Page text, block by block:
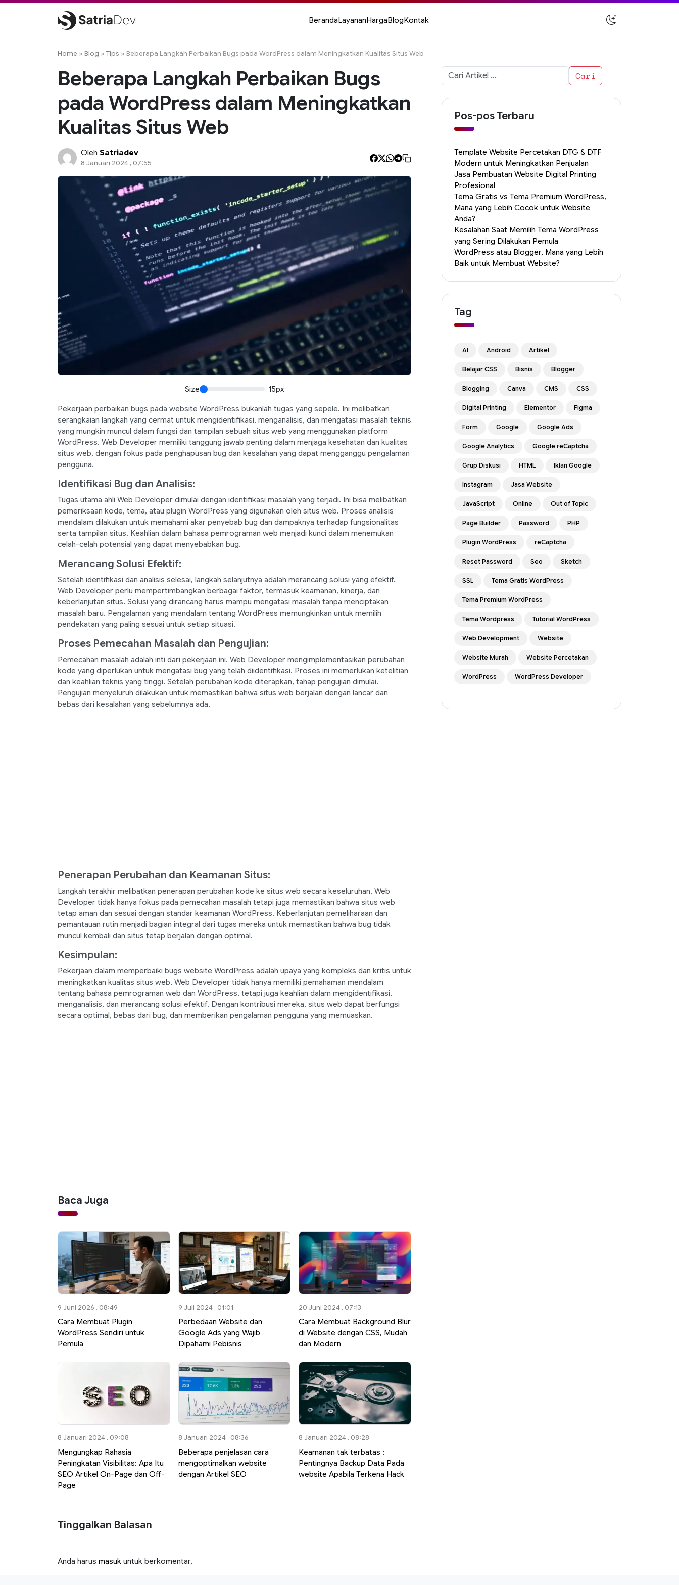
Skip
BerandaLayananHargaBlogKontak
Home » Blog » Tips » Beberapa Langkah Perbaikan Bugs pada WordPress dalam Meningkatkan Kualitas Situs Web
Beberapa Langkah Perbaikan Bugs
pada WordPress dalam Meningkatkan
Kualitas Situs Web
Oleh Satriadev
8 Januari 2024 , 07:55
Size 15px
Pekerjaan perbaikan bugs pada website WordPress bukanlah tugas yang sepele. Ini melibatkan
serangkaian langkah yang cermat untuk mengidentifikasi, menganalisis, dan mengatasi masalah teknis
yang mungkin muncul dalam fungsi dan tampilan sebuah situs web yang menggunakan platform
WordPress. Web Developer memiliki tanggung jawab penting dalam menjaga kesehatan dan kualitas
situs web, dengan fokus pada penghapusan bug dan kesalahan yang dapat mengganggu pengalaman
pengguna.
Identifikasi Bug dan Analisis:
Tugas utama ahli Web Developer dimulai dengan identifikasi masalah yang terjadi. Ini bisa melibatkan
pemeriksaan kode, tema, atau plugin WordPress yang digunakan oleh situs web. Proses analisis
mendalam dilakukan untuk memahami akar penyebab bug dan dampaknya terhadap fungsionalitas
serta tampilan situs. Keahlian dalam bahasa pemrograman web menjadi kunci dalam menemukan
celah-celah potensial yang dapat menyebabkan bug.
Merancang Solusi Efektif:
Setelah identifikasi dan analisis selesai, langkah selanjutnya adalah merancang solusi yang efektif.
Web Developer perlu mempertimbangkan berbagai faktor, termasuk keamanan, kinerja, dan
keberlanjutan situs. Solusi yang dirancang harus mampu mengatasi masalah tanpa menciptakan
masalah baru. Pengalaman yang mendalam tentang WordPress memungkinkan untuk memilih
pendekatan yang paling sesuai untuk setiap situasi.
Proses Pemecahan Masalah dan Pengujian:
Pemecahan masalah adalah inti dari pekerjaan ini. Web Developer mengimplementasikan perubahan
kode yang diperlukan untuk mengatasi bug yang telah diidentifikasi. Proses ini memerlukan ketelitian
dan keahlian teknis yang tinggi. Setelah perubahan kode diterapkan, tahap pengujian dimulai.
Pengujian menyeluruh dilakukan untuk memastikan bahwa situs web berjalan dengan lancar dan
bebas dari kesalahan yang sebelumnya ada.
Penerapan Perubahan dan Keamanan Situs:
Langkah terakhir melibatkan penerapan perubahan kode ke situs web secara keseluruhan. Web
Developer tidak hanya fokus pada pemecahan masalah tetapi juga memastikan bahwa situs web
tetap aman dan sesuai dengan standar keamanan WordPress. Keberlanjutan pemeliharaan dan
pemantauan rutin menjadi bagian integral dari tugas mereka untuk memastikan bahwa bug tidak
muncul kembali dan situs tetap berjalan dengan optimal.
Kesimpulan:
Pekerjaan dalam memperbaiki bugs website WordPress adalah upaya yang kompleks dan kritis untuk
meningkatkan kualitas situs web. Web Developer tidak hanya memiliki pemahaman mendalam
tentang bahasa pemrograman web dan WordPress, tetapi juga keahlian dalam mengidentifikasi,
menganalisis, dan merancang solusi efektif. Dengan kontribusi mereka, situs web dapat berfungsi
secara optimal, bebas dari bug, dan memberikan pengalaman pengguna yang memuaskan.
Baca Juga
9 Juni 2026 , 08:49
Cara Membuat Plugin
WordPress Sendiri untuk
Pemula
9 Juli 2024 , 01:01
Perbedaan Website dan
Google Ads yang Wajib
Dipahami Pebisnis
20 Juni 2024 , 07:13
Cara Membuat Background Blur
di Website dengan CSS, Mudah
dan Modern
8 Januari 2024 , 09:08
Mengungkap Rahasia
Peningkatan Visibilitas: Apa Itu
SEO Artikel On-Page dan Off-
Page
8 Januari 2024 , 08:36
Beberapa penjelasan cara
mengoptimalkan website
dengan Artikel SEO
8 Januari 2024 , 08:28
Keamanan tak terbatas :
Pentingnya Backup Data Pada
website Apabila Terkena Hack
Tinggalkan Balasan
Anda harus masuk untuk berkomentar.
Cari
untuk:
Pos-pos Terbaru
Template Website Percetakan DTG & DTF
Modern untuk Meningkatkan Penjualan
Jasa Pembuatan Website Digital Printing
Profesional
Tema Gratis vs Tema Premium WordPress,
Mana yang Lebih Cocok untuk Website
Anda?
Kesalahan Saat Memilih Tema WordPress
yang Sering Dilakukan Pemula
WordPress atau Blogger, Mana yang Lebih
Baik untuk Membuat Website?
Tag
AI Android Artikel
Belajar CSS Bisnis Blogger
Blogging Canva CMS CSS
Digital Printing Elementor Figma
Form Google Google Ads
Google Analytics Google reCaptcha
Grup Diskusi HTML Iklan Google
Instagram Jasa Website
JavaScript Online Out of Topic
Page Builder Password PHP
Plugin WordPress reCaptcha
Reset Password Seo Sketch
SSL Tema Gratis WordPress
Tema Premium WordPress
Tema Wordpress Tutorial WordPress
Web Development Website
Website Murah Website Percetakan
WordPress WordPress Developer